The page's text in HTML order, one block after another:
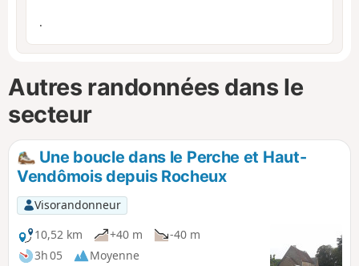
.
Autres randonnées dans le
secteur
Une boucle dans le Perche et Haut-
Vendômois depuis Rocheux
Visorandonneur
10,52 km
+40 m
-40 m
3h 05
Moyenne